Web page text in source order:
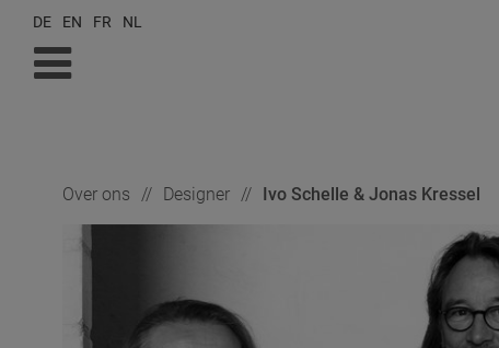
DE EN FR NL
Over ons Designer Ivo Schelle & Jonas Kressel